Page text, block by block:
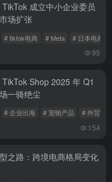
成立中小企业委员
场扩张
# tiktok电商 # Meta # 日本电商
95
Shop 2025 年 Q1
一骑绝尘
# 企业出海 # 宠物产品 # 外贸优
154
之路：跨境电商格局变化